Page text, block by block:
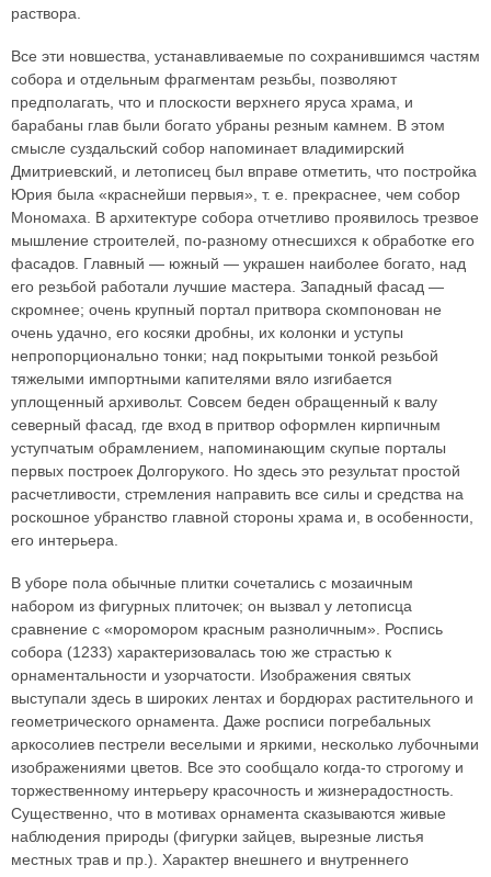
раствора.
Все эти новшества, устанавливаемые по сохранившимся частям
собора и отдельным фрагментам резьбы, позволяют
предполагать, что и плоскости верхнего яруса храма, и
барабаны глав были богато убраны резным камнем. В этом
смысле суздальский собор напоминает владимирский
Дмитриевский, и летописец был вправе отметить, что постройка
Юрия была «краснейши первыя», т. е. прекраснее, чем собор
Мономаха. В архитектуре собора отчетливо проявилось трезвое
мышление строителей, по-разному отнесшихся к обработке его
фасадов. Главный — южный — украшен наиболее богато, над
его резьбой работали лучшие мастера. Западный фасад —
скромнее; очень крупный портал притвора скомпонован не
очень удачно, его косяки дробны, их колонки и уступы
непропорционально тонки; над покрытыми тонкой резьбой
тяжелыми импортными капителями вяло изгибается
уплощенный архивольт. Совсем беден обращенный к валу
северный фасад, где вход в притвор оформлен кирпичным
уступчатым обрамлением, напоминающим скупые порталы
первых построек Долгорукого. Но здесь это результат простой
расчетливости, стремления направить все силы и средства на
роскошное убранство главной стороны храма и, в особенности,
его интерьера.
В уборе пола обычные плитки сочетались с мозаичным
набором из фигурных плиточек; он вызвал у летописца
сравнение с «моромором красным разноличным». Роспись
собора (1233) характеризовалась тою же страстью к
орнаментальности и узорчатости. Изображения святых
выступали здесь в широких лентах и бордюрах растительного и
геометрического орнамента. Даже росписи погребальных
аркосолиев пестрели веселыми и яркими, несколько лубочными
изображениями цветов. Все это сообщало когда-то строгому и
торжественному интерьеру красочность и жизнерадостность.
Существенно, что в мотивах орнамента сказываются живые
наблюдения природы (фигурки зайцев, вырезные листья
местных трав и пр.). Характер внешнего и внутреннего